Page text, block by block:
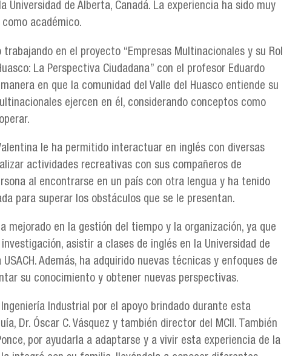
de Alberta, Canadá. La experiencia ha sido muy
académico.
en el proyecto “Empresas Multinacionales y su Rol
La Perspectiva Ciudadana” con el profesor Eduardo
en que la comunidad del Valle del Huasco entiende su
ejercen en él, considerando conceptos como
le ha permitido interactuar en inglés con diversas
actividades recreativas con sus compañeros de
al encontrarse en un país con otra lengua y ha tenido
para superar los obstáculos que se le presentan.
mejorado en la gestión del tiempo y la organización, ya que
asistir a clases de inglés en la Universidad de
Además, ha adquirido nuevas técnicas y enfoques de
su conocimiento y obtener nuevas perspectivas.
Industrial por el apoyo brindado durante esta
Dr. Óscar C. Vásquez y también director del MCII. También
por ayudarla a adaptarse y a vivir esta experiencia de la